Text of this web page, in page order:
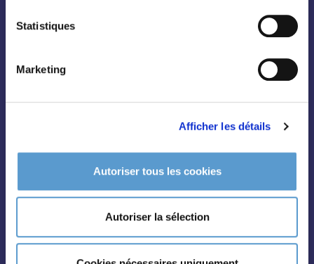
Statistiques
Marketing
Afficher les détails
Autoriser tous les cookies
Autoriser la sélection
Grimpantes
Pleine terre
Catalogue 2024-2025